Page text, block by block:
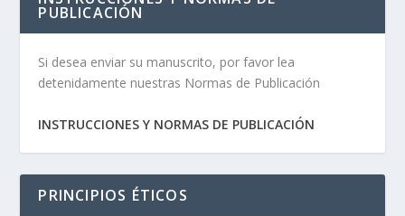
PUBLICACIÓN
Si desea enviar su manuscrito, por favor lea
detenidamente nuestras Normas de Publicación
INSTRUCCIONES Y NORMAS DE PUBLICACIÓN
PRINCIPIOS ÉTICOS